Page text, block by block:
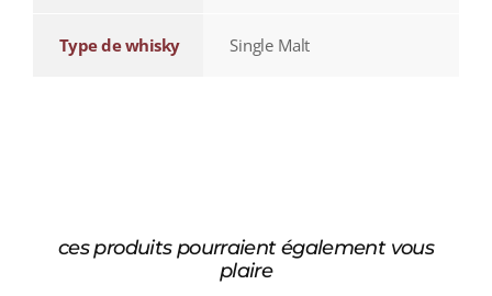
Type de whisky Single Malt
ces produits pourraient également vous
plaire